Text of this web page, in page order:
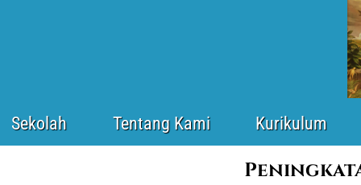
Sekolah Tentang Kami Kurikulum